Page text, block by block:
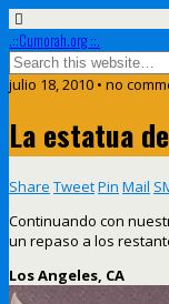
.::Cumorah.org ::.
julio 18, 2010 • no
La estatua
Share TweetPin Mail
Continuando con
un repaso a los
Los Angeles, CA